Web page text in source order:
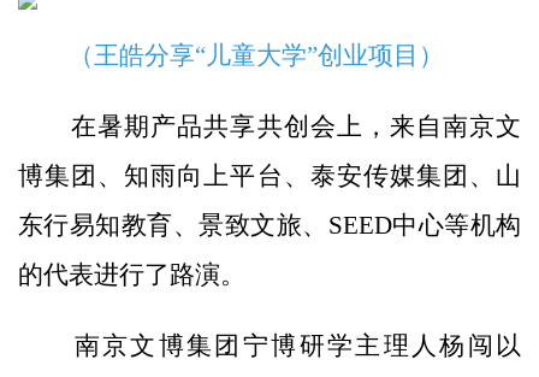
（王皓分享“儿童大学”创业项目）
在暑期产品共享共创会上，来自南京文
博集团、知雨向上平台、泰安传媒集团、山
东行易知教育、景致文旅、SEED中心等机构
的代表进行了路演。
南京文博集团宁博研学主理人杨闯以